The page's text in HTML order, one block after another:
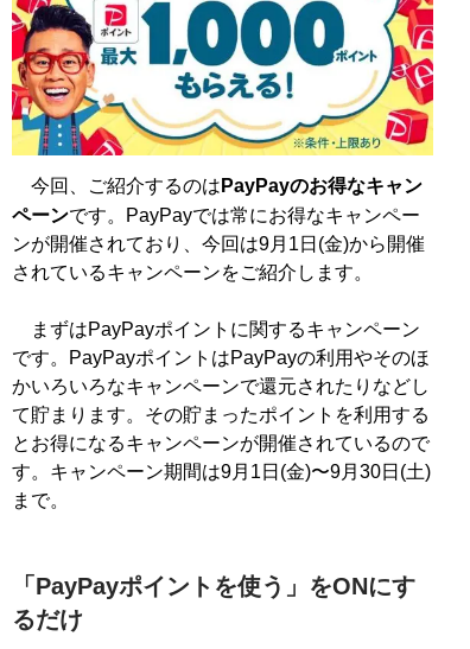
今回、ご紹介するのは PayPayのお得なキャン
ペーンです。PayPayでは常にお得なキャンペー
ンが開催されており、今回は9月1日(金)から開催
されているキャンペーンをご紹介します。
まずはPayPayポイントに関するキャンペーン
です。PayPayポイントはPayPayの利用やそのほ
かいろいろなキャンペーンで還元されたりなどし
て貯まります。その貯まったポイントを利用する
とお得になるキャンペーンが開催されているので
す。キャンペーン期間は9月1日(金)〜9月30日(土)
まで。
「PayPayポイントを使う」をONにす
るだけ